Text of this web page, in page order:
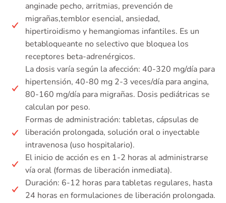
anginade pecho, arritmias, prevención de
migrañas,temblor esencial, ansiedad,
hipertiroidismo y hemangiomas infantiles. Es un
betabloqueante no selectivo que bloquea los
receptores beta-adrenérgicos.
La dosis varía según la afección: 40-320 mg/día para
hipertensión, 40-80 mg 2-3 veces/día para angina,
80-160 mg/día para migrañas. Dosis pediátricas se
calculan por peso.
Formas de administración: tabletas, cápsulas de
liberación prolongada, solución oral o inyectable
intravenosa (uso hospitalario).
El inicio de acción es en 1-2 horas al administrarse
vía oral (formas de liberación inmediata).
Duración: 6-12 horas para tabletas regulares, hasta
24 horas en formulaciones de liberación prolongada.